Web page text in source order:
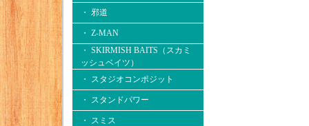
・ 邪道
・ Z-MAN
・ SKIRMISH BAITS（スカミ
ッシュベイツ）
・ スタジオコンポジット
・ スタンドパワー
・ スミス